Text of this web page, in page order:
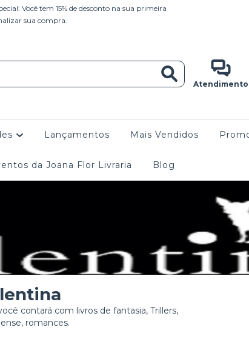
Você tem 15% de desconto na sua primeira
sua compra.
Atendimento
Lançamentos Mais Vendidos
da Joana Flor Livraria Blog
contará com livros de fantasia, Trillers,
romances.